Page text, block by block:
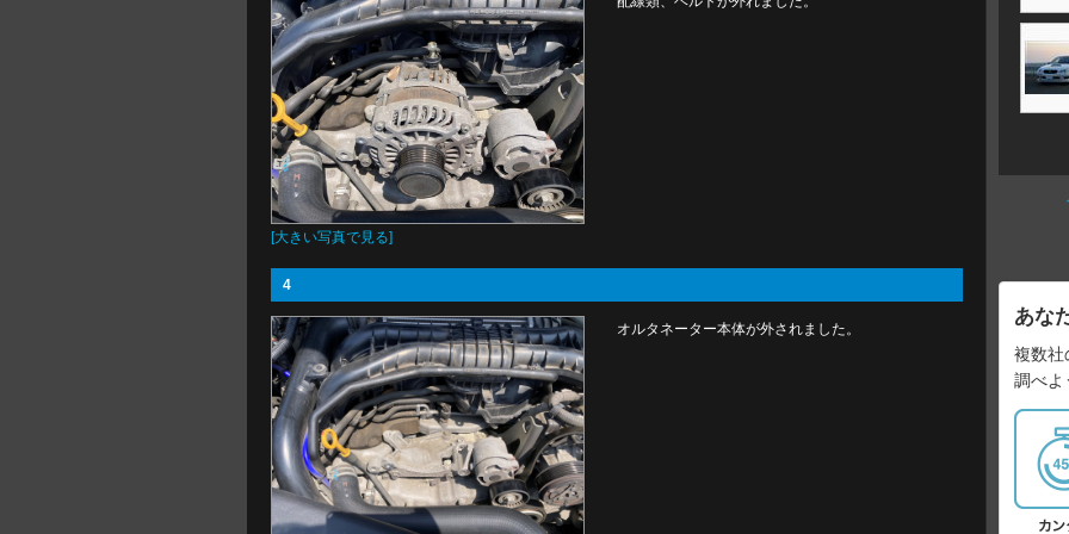
[大きい写真で見る]
4
オルタネーター本体が外されました。
あな
複数社
調べよ